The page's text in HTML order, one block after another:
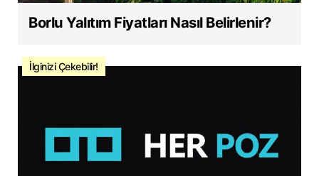
Borlu Yalıtım Fiyatları Nasıl Belirlenir?
İlginizi Çekebilir!